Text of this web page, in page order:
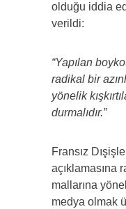
olduğu iddia
verildi:
“Yapılan
radikal bir
yönelik
durmalıdır.”
Fransız
açıklamasına
mallarına
medya olmak